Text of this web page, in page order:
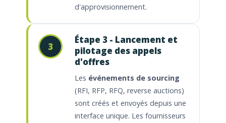
d'approvisionnement.
3
Étape 3 - Lancement et
pilotage des appels
d'offres
Les événements de sourcing
(RFI, RFP, RFQ, reverse auctions)
sont créés et envoyés depuis une
interface unique. Les fournisseurs